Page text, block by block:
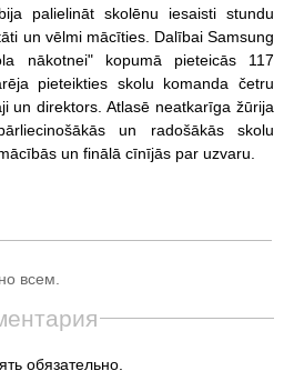
palielināt skolēnu iesaisti stundu
un vēlmi mācīties. Dalībai Samsung
nākotnei" kopumā pieteicās 117
pieteikties skolu komanda četru
un direktors. Atlasē neatkarīga žūrija
un radošākās skolu
un finālā cīnījās par uzvaru.
всем.
обязательно.